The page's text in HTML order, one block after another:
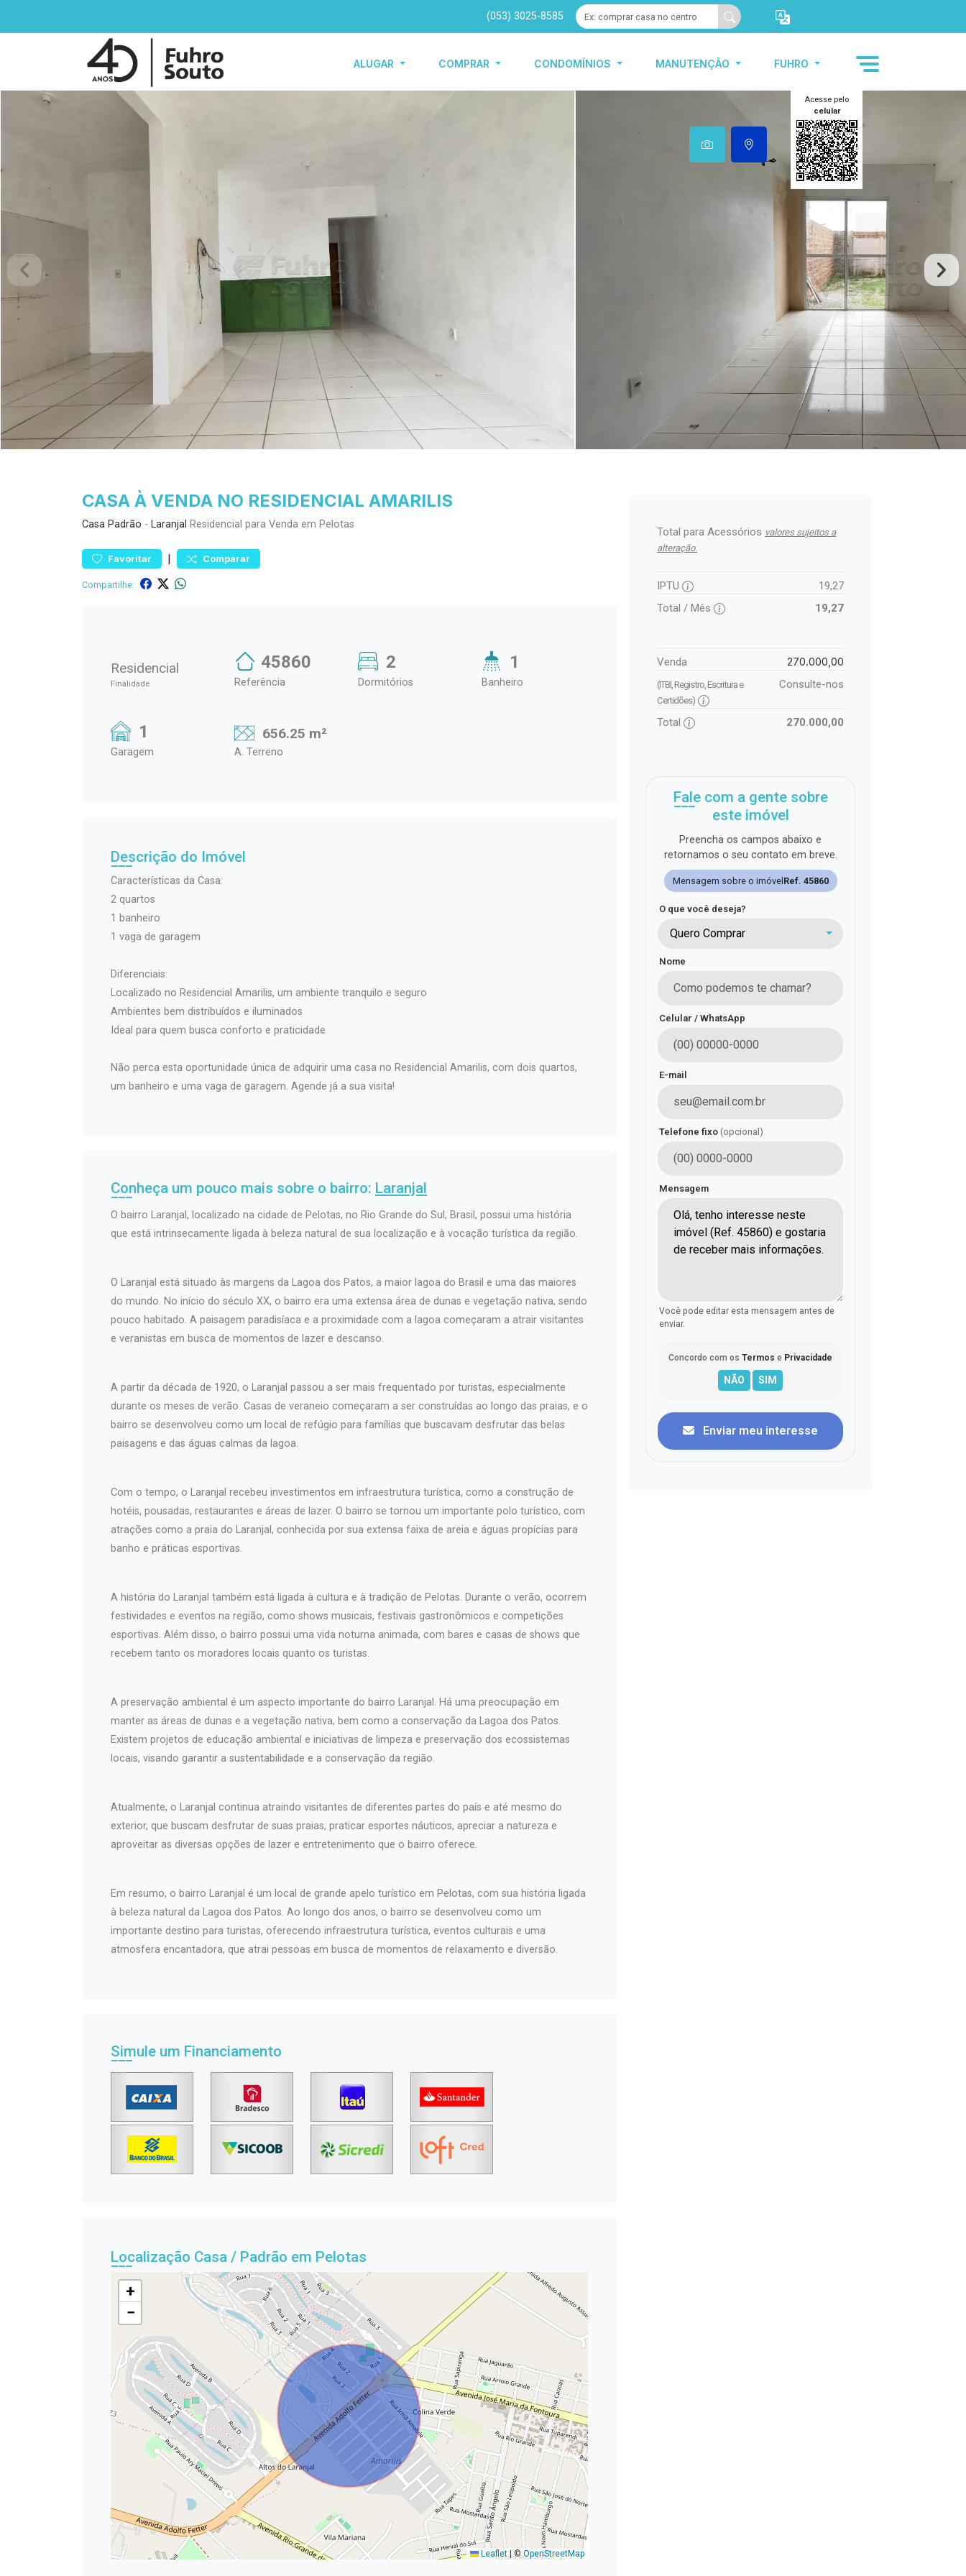
(053) 3025-8585
ALUGAR COMPRAR CONDOMÍNIOS MANUTENÇÃO FUHRO
Acesse pelo
celular
CASA À VENDA NO RESIDENCIAL AMARILIS
Casa Padrão - Laranjal Residencial para Venda em Pelotas
Favoritar | Comparar
Compartilhe:
Residencial
Finalidade
45860
Referência
2
Dormitórios
1
Banheiro
1
Garagem
656.25 m²
A. Terreno
Descrição do Imóvel
Características da Casa:
2 quartos
1 banheiro
1 vaga de garagem
Diferenciais:
Localizado no Residencial Amarilis, um ambiente tranquilo e seguro
Ambientes bem distribuídos e iluminados
Ideal para quem busca conforto e praticidade
Não perca esta oportunidade única de adquirir uma casa no Residencial Amarilis, com dois quartos,
um banheiro e uma vaga de garagem. Agende já a sua visita!
Conheça um pouco mais sobre o bairro: Laranjal
O bairro Laranjal, localizado na cidade de Pelotas, no Rio Grande do Sul, Brasil, possui uma história
que está intrinsecamente ligada à beleza natural de sua localização e à vocação turística da região.
O Laranjal está situado às margens da Lagoa dos Patos, a maior lagoa do Brasil e uma das maiores
do mundo. No início do século XX, o bairro era uma extensa área de dunas e vegetação nativa, sendo
pouco habitado. A paisagem paradisíaca e a proximidade com a lagoa começaram a atrair visitantes
e veranistas em busca de momentos de lazer e descanso.
A partir da década de 1920, o Laranjal passou a ser mais frequentado por turistas, especialmente
durante os meses de verão. Casas de veraneio começaram a ser construídas ao longo das praias, e o
bairro se desenvolveu como um local de refúgio para famílias que buscavam desfrutar das belas
paisagens e das águas calmas da lagoa.
Com o tempo, o Laranjal recebeu investimentos em infraestrutura turística, como a construção de
hotéis, pousadas, restaurantes e áreas de lazer. O bairro se tornou um importante polo turístico, com
atrações como a praia do Laranjal, conhecida por sua extensa faixa de areia e águas propícias para
banho e práticas esportivas.
A história do Laranjal também está ligada à cultura e à tradição de Pelotas. Durante o verão, ocorrem
festividades e eventos na região, como shows musicais, festivais gastronômicos e competições
esportivas. Além disso, o bairro possui uma vida noturna animada, com bares e casas de shows que
recebem tanto os moradores locais quanto os turistas.
A preservação ambiental é um aspecto importante do bairro Laranjal. Há uma preocupação em
manter as áreas de dunas e a vegetação nativa, bem como a conservação da Lagoa dos Patos.
Existem projetos de educação ambiental e iniciativas de limpeza e preservação dos ecossistemas
locais, visando garantir a sustentabilidade e a conservação da região.
Atualmente, o Laranjal continua atraindo visitantes de diferentes partes do país e até mesmo do
exterior, que buscam desfrutar de suas praias, praticar esportes náuticos, apreciar a natureza e
aproveitar as diversas opções de lazer e entretenimento que o bairro oferece.
Em resumo, o bairro Laranjal é um local de grande apelo turístico em Pelotas, com sua história ligada
à beleza natural da Lagoa dos Patos. Ao longo dos anos, o bairro se desenvolveu como um
importante destino para turistas, oferecendo infraestrutura turística, eventos culturais e uma
atmosfera encantadora, que atrai pessoas em busca de momentos de relaxamento e diversão.
Simule um Financiamento
Localização Casa / Padrão em Pelotas
+
−
Leaflet |©OpenStreetMap
Total para Acessórios valores sujeitos a
alteração.
IPTU
19,27
Total / Mês
19,27
Venda 270.000,00
(ITBI, Registro, Escritura e
Certidões)
Consulte-nos
Total 270.000,00
Fale com a gente sobre
este imóvel
Preencha os campos abaixo e
retornamos o seu contato em breve.
Mensagem sobre o imóvel Ref. 45860
O que você deseja?
Quero Comprar
Nome
Celular / WhatsApp
E-mail
Telefone fixo (opcional)
Mensagem
Você pode editar esta mensagem antes de
enviar.
Concordo com os Termos e Privacidade
Enviar meu interesse